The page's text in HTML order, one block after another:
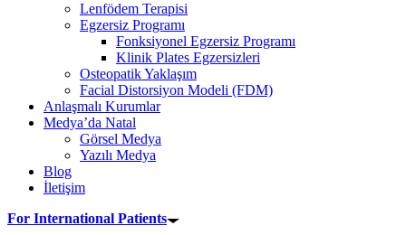
Lenfödem Terapisi
Egzersiz Programı
Fonksiyonel Egzersiz Programı
Klinik Plates Egzersizleri
Osteopatik Yaklaşım
Facial Distorsiyon Modeli (FDM)
Anlaşmalı Kurumlar
Medya’da Natal
Görsel Medya
Yazılı Medya
Blog
İletişim
For International Patients